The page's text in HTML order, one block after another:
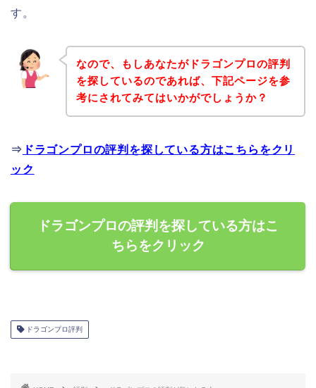
す。
なので、もしあなたがドラゴンプロの評判
を探しているのであれば、下記ページを参
考にされてみてはいかがでしょうか？
⇒ ドラゴンプロの評判を探している方はこちらをクリ
ック
ドラゴンプロの評判を探している方はこ
ちらをクリック
ドラゴンプロ評判